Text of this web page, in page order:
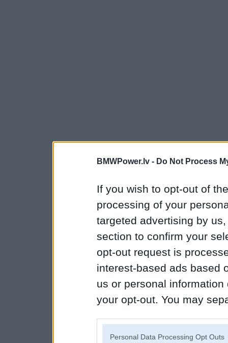
BMWPower.lv - Do Not Process
If you wish to opt-out of
processing of your
targeted advertising by
section to confirm your
opt-out request is
interest-based ads based
us or personal
your opt-out. You may
Personal Data Processing Opt Outs